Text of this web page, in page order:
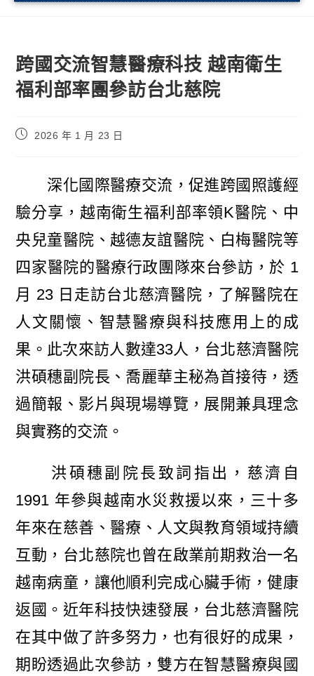
跨國交流智慧醫療科技 越南衛生
福利部率團參訪台北慈院
2026 年 1 月 23 日
深化國際醫療交流，促進跨國照護經
驗分享，越南衛生福利部率領K醫院、中
央兒童醫院、越德友誼醫院、白梅醫院等
四家醫院的醫療行政團隊來台參訪，於 1
月 23 日走訪台北慈濟醫院，了解醫院在
人文關懷、智慧醫療與科技應用上的成
果。此次來訪人數達33人，台北慈濟醫院
洪碩穗副院長、喬麗華主秘為首接待，透
過簡報、影片與現場導覽，展開兼具理念
與實務的交流。
洪碩穗副院長致詞指出，慈濟自
1991 年參與越南水災救援以來，三十多
年來在慈善、醫療、人文與教育領域持續
互動，台北慈院也曾在啟業前期救治一名
越南病童，讓他順利完成心臟手術，健康
返國。近年科技快速發展，台北慈濟醫院
在其中做了許多努力，也有很好的成果，
期盼透過此次參訪，雙方在智慧醫療與國